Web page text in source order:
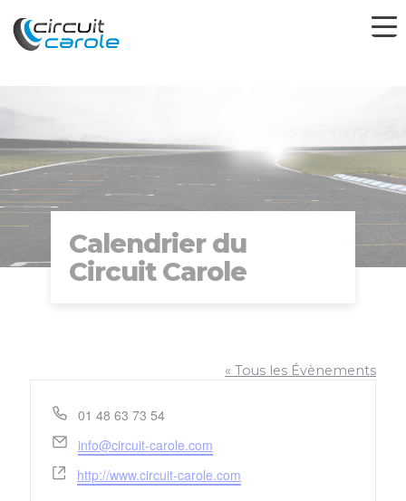
Calendrier du
Circuit Carole
« Tous les Évènements
Téléphone
01 48 63 73 54
Email
info@circuit-carole.com
Site
web
http://www.circuit-carole.com